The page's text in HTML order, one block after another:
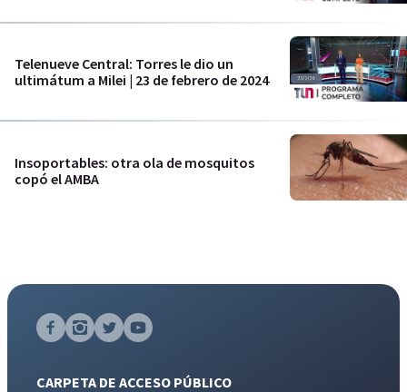
Telenueve Central: Torres le dio un
ultimátum a Milei | 23 de febrero de 2024
Insoportables: otra ola de mosquitos
copó el AMBA
CARPETA DE ACCESO PÚBLICO